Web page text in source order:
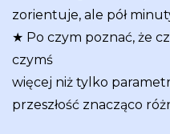
zorientuje, ale pół
★ Po czym poznać, że
czymś
więcej niż tylko
przeszłość znacząco